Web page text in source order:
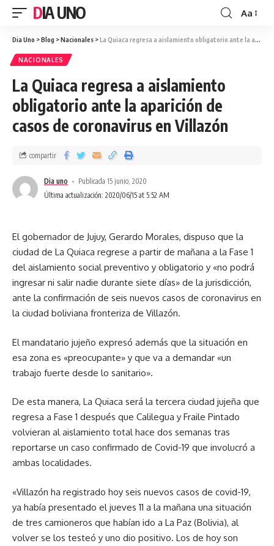
DIA UNO Aa
Dia Uno >Blog >Nacionales >La Quiaca regresa a aislamiento obligatorio ante la aparición de casos de coronavirus en Villazón
NACIONALES
La Quiaca regresa a aislamiento
obligatorio ante la aparición de
casos de coronavirus en Villazón
Última actualización: 2020/06/15 at 5:52 AM
Dia uno Publicada 15 junio, 2020
compartir
El gobernador de Jujuy, Gerardo Morales, dispuso que la
ciudad de La Quiaca regrese a partir de mañana a la Fase 1
del aislamiento social preventivo y obligatorio y «no podrá
ingresar ni salir nadie durante siete días» de la jurisdicción,
ante la confirmación de seis nuevos casos de coronavirus en
la ciudad boliviana fronteriza de Villazón.
El mandatario jujeño expresó además que la situación en
esa zona es «preocupante» y que va a demandar «un
trabajo fuerte desde lo sanitario».
De esta manera, La Quiaca será la tercera ciudad jujeña que
regresa a Fase 1 después que Calilegua y Fraile Pintado
volvieran al aislamiento total hace dos semanas tras
reportarse un caso confirmado de Covid-19 que involucró a
ambas localidades.
«Villazón ha registrado hoy seis nuevos casos de covid-19,
ya había presentado el jueves 11 a la mañana una situación
de tres camioneros que habían ido a La Paz (Bolivia), al
volver se los testeó y uno dio positivo. Los de hoy son